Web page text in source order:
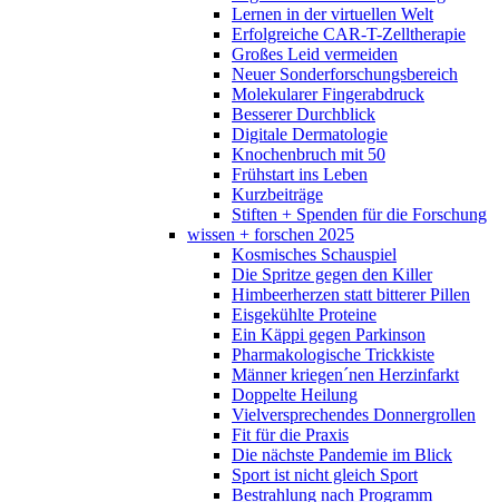
Lernen in der virtuellen Welt
Erfolgreiche CAR-T-Zelltherapie
Großes Leid vermeiden
Neuer Sonderforschungsbereich
Molekularer Fingerabdruck
Besserer Durchblick
Digitale Dermatologie
Knochenbruch mit 50
Frühstart ins Leben
Kurzbeiträge
Stiften + Spenden für die Forschung
wissen + forschen 2025
Kosmisches Schauspiel
Die Spritze gegen den Killer
Himbeerherzen statt bitterer Pillen
Eisgekühlte Proteine
Ein Käppi gegen Parkinson
Pharmakologische Trickkiste
Männer kriegen´nen Herzinfarkt
Doppelte Heilung
Vielversprechendes Donnergrollen
Fit für die Praxis
Die nächste Pandemie im Blick
Sport ist nicht gleich Sport
Bestrahlung nach Programm